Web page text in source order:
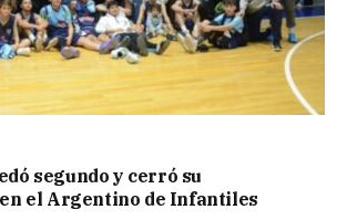
segundo y cerró su
el Argentino de Infantiles